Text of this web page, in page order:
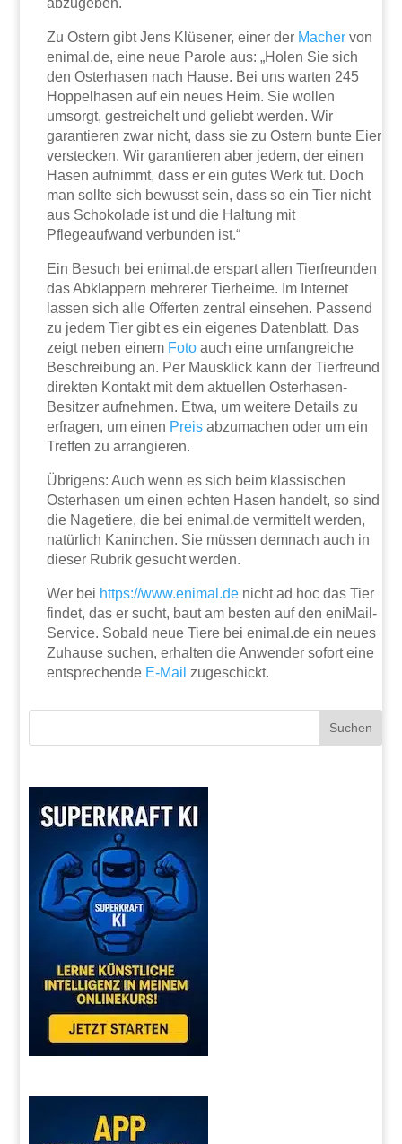
abzugeben.
Zu Ostern gibt Jens Klüsener, einer der Macher von
enimal.de, eine neue Parole aus: „Holen Sie sich
den Osterhasen nach Hause. Bei uns warten 245
Hoppelhasen auf ein neues Heim. Sie wollen
umsorgt, gestreichelt und geliebt werden. Wir
garantieren zwar nicht, dass sie zu Ostern bunte Eier
verstecken. Wir garantieren aber jedem, der einen
Hasen aufnimmt, dass er ein gutes Werk tut. Doch
man sollte sich bewusst sein, dass so ein Tier nicht
aus Schokolade ist und die Haltung mit
Pflegeaufwand verbunden ist.“
Ein Besuch bei enimal.de erspart allen Tierfreunden
das Abklappern mehrerer Tierheime. Im Internet
lassen sich alle Offerten zentral einsehen. Passend
zu jedem Tier gibt es ein eigenes Datenblatt. Das
zeigt neben einem Foto auch eine umfangreiche
Beschreibung an. Per Mausklick kann der Tierfreund
direkten Kontakt mit dem aktuellen Osterhasen-
Besitzer aufnehmen. Etwa, um weitere Details zu
erfragen, um einen Preis abzumachen oder um ein
Treffen zu arrangieren.
Übrigens: Auch wenn es sich beim klassischen
Osterhasen um einen echten Hasen handelt, so sind
die Nagetiere, die bei enimal.de vermittelt werden,
natürlich Kaninchen. Sie müssen demnach auch in
dieser Rubrik gesucht werden.
Wer bei https://www.enimal.de nicht ad hoc das Tier
findet, das er sucht, baut am besten auf den eniMail-
Service. Sobald neue Tiere bei enimal.de ein neues
Zuhause suchen, erhalten die Anwender sofort eine
entsprechende E-Mail zugeschickt.